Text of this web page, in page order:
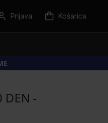
Prijava Košarica
-